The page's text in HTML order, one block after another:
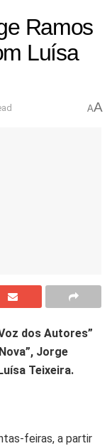
Ramos
Luísa
AA
dos Autores”
Jorge
Teixeira.
feiras, a partir